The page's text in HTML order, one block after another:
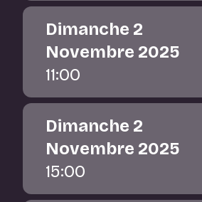
Dimanche 2
Novembre 2025
11:00
Dimanche 2
Novembre 2025
15:00